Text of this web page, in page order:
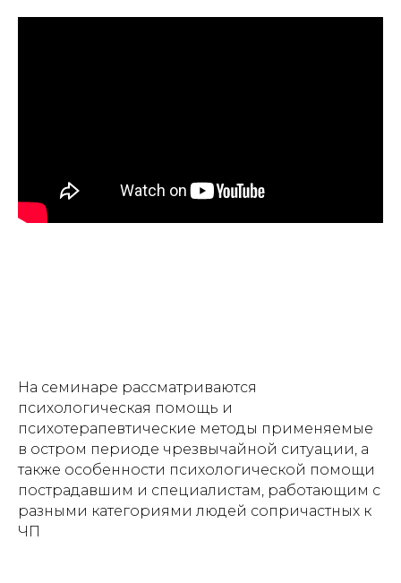
На семинаре рассматриваются
психологическая помощь и
психотерапевтические методы применяемые
в остром периоде чрезвычайной ситуации, а
также особенности психологической помощи
пострадавшим и специалистам, работающим с
разными категориями людей сопричастных к
ЧП